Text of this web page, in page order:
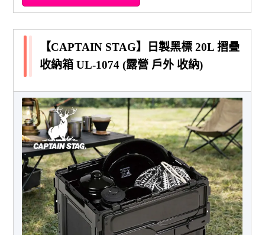
【CAPTAIN STAG】日製黑標 20L 摺疊
收納箱 UL-1074 (露營 戶外 收納)